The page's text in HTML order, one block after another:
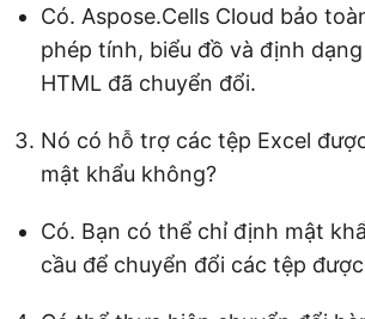
Có. Aspose.Cells Cloud bảo
phép tính, biểu đồ và định
HTML đã chuyển đổi.
Nó có hỗ trợ các tệp Excel
mật khẩu không?
Có. Bạn có thể chỉ định mật
cầu để chuyển đổi các tệp